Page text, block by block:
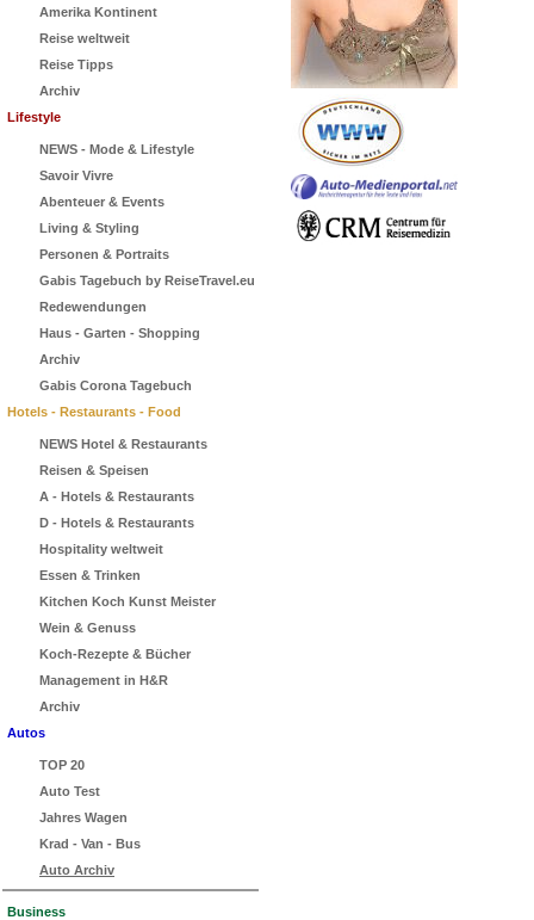
Amerika Kontinent
Reise weltweit
Reise Tipps
Archiv
Lifestyle
NEWS - Mode & Lifestyle
Savoir Vivre
Abenteuer & Events
Living & Styling
Personen & Portraits
Gabis Tagebuch by ReiseTravel.eu
Redewendungen
Haus - Garten - Shopping
Archiv
Gabis Corona Tagebuch
Hotels - Restaurants - Food
NEWS Hotel & Restaurants
Reisen & Speisen
A - Hotels & Restaurants
D - Hotels & Restaurants
Hospitality weltweit
Essen & Trinken
Kitchen Koch Kunst Meister
Wein & Genuss
Koch-Rezepte & Bücher
Management in H&R
Archiv
Autos
TOP 20
Auto Test
Jahres Wagen
Krad - Van - Bus
Auto Archiv
Business